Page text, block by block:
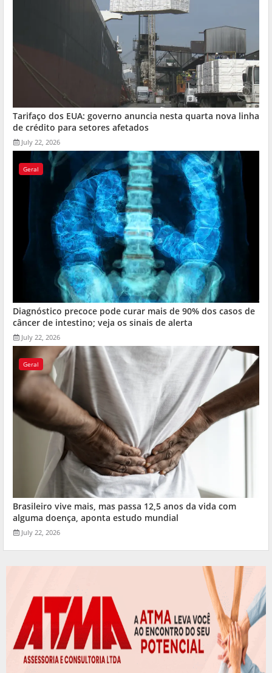
Tarifaço dos EUA: governo anuncia nesta quarta nova linha
de crédito para setores afetados
July 22, 2026
Geral
Diagnóstico precoce pode curar mais de 90% dos casos de
câncer de intestino; veja os sinais de alerta
July 22, 2026
Geral
Brasileiro vive mais, mas passa 12,5 anos da vida com
alguma doença, aponta estudo mundial
July 22, 2026